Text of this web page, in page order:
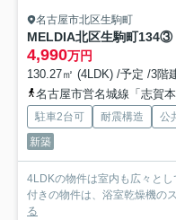
名古屋市北区生駒町
4,990万円
130.27㎡ (4LDK) /予定 /3階
名古屋市営名城線「志賀
駐車2台可 耐震構造
公
新築
4LDKの物件は室内も広々と
付きの物件は、浴室乾燥機の
る